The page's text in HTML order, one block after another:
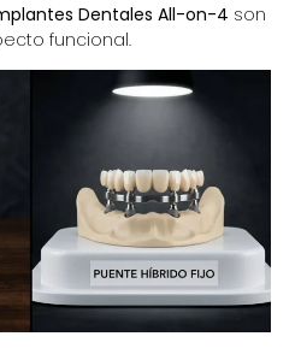
Dentales All-on-4 son
funcional.